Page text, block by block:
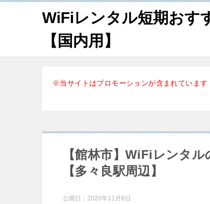
WiFiレンタル短期おす
【国内用】
※当サイトはプロモーションが含まれています
【館林市】WiFiレンタ
【多々良駅周辺】
公開日： 2020年11月8日